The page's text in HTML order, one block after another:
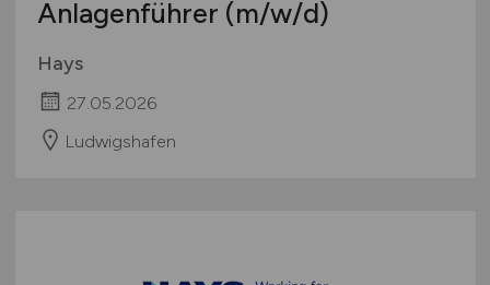
Anlagenführer (m/w/d)
Hays
27.05.2026
Ludwigshafen